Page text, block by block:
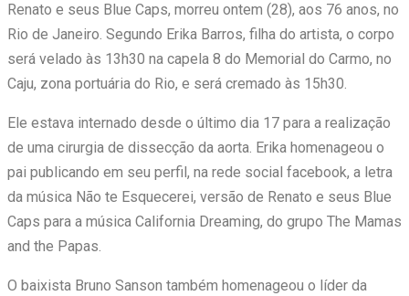
Renato e seus Blue Caps, morreu ontem (28), aos 76 anos, no
Rio de Janeiro. Segundo Erika Barros, filha do artista, o corpo
será velado às 13h30 na capela 8 do Memorial do Carmo, no
Caju, zona portuária do Rio, e será cremado às 15h30.
Ele estava internado desde o último dia 17 para a realização
de uma cirurgia de dissecção da aorta. Erika homenageou o
pai publicando em seu perfil, na rede social facebook, a letra
da música Não te Esquecerei, versão de Renato e seus Blue
Caps para a música California Dreaming, do grupo The Mamas
and the Papas.
O baixista Bruno Sanson também homenageou o líder da